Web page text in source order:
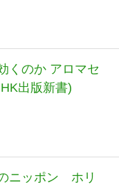
くのか アロマセ
出版新書)
ニッポン ホリ